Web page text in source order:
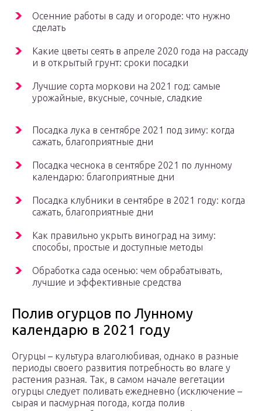
Осенние работы в саду и огороде: что нужно
сделать
Какие цветы сеять в апреле 2020 года на рассаду
и в открытый грунт: сроки посадки
Лучшие сорта моркови на 2021 год: самые
урожайные, вкусные, сочные, сладкие
Посадка лука в сентябре 2021 под зиму: когда
сажать, благоприятные дни
Посадка чеснока в сентябре 2021 по лунному
календарю: благоприятные дни
Посадка клубники в сентябре в 2021 году: когда
сажать, благоприятные дни
Как правильно укрыть виноград на зиму:
способы, простые и доступные методы
Обработка сада осенью: чем обрабатывать,
лучшие и эффективные средства
Полив огурцов по Лунному
календарю в 2021 году
Огурцы – культура влаголюбивая, однако в разные
периоды своего развития потребность во влаге у
растения разная. Так, в самом начале вегетации
огурцы следует поливать ежедневно (исключение –
сырая и пасмурная погода, когда полив